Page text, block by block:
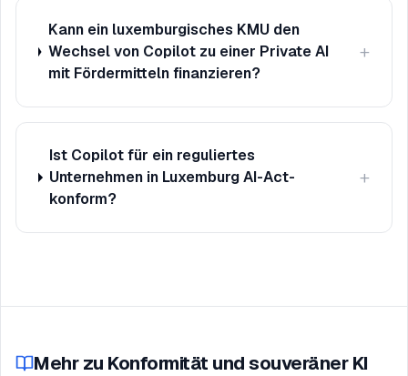
Kann ein luxemburgisches KMU den
Wechsel von Copilot zu einer Private AI
mit Fördermitteln finanzieren?
+
Ist Copilot für ein reguliertes
Unternehmen in Luxemburg AI-Act-
konform?
+
Mehr zu Konformität und souveräner KI